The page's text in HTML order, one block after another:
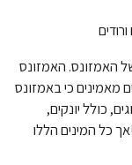
האמזונס. האמזונס
מאמינים כי באמזונס
כולל יונקים,
כל המינים הללו